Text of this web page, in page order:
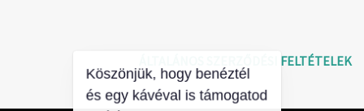
ÁLTALÁNOS SZERZŐDÉSI FELTÉTELEK
Köszönjük, hogy benéztél